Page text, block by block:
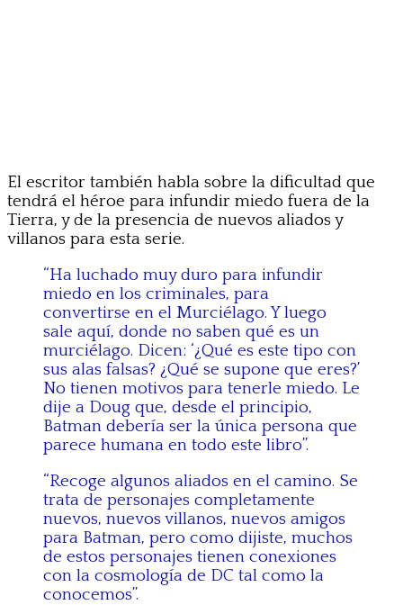
El escritor también habla sobre la dificultad que
tendrá el héroe para infundir miedo fuera de la
Tierra, y de la presencia de nuevos aliados y
villanos para esta serie.
“Ha luchado muy duro para infundir
miedo en los criminales, para
convertirse en el Murciélago. Y luego
sale aquí, donde no saben qué es un
murciélago. Dicen: ‘¿Qué es este tipo con
sus alas falsas? ¿Qué se supone que eres?’
No tienen motivos para tenerle miedo. Le
dije a Doug que, desde el principio,
Batman debería ser la única persona que
parece humana en todo este libro”.
“Recoge algunos aliados en el camino. Se
trata de personajes completamente
nuevos, nuevos villanos, nuevos amigos
para Batman, pero como dijiste, muchos
de estos personajes tienen conexiones
con la cosmología de DC tal como la
conocemos”.